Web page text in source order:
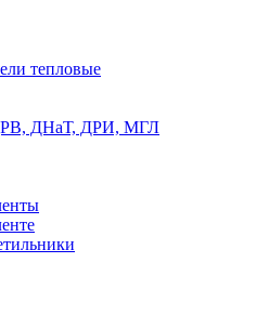
тепловые
ДНаТ, ДРИ, МГЛ